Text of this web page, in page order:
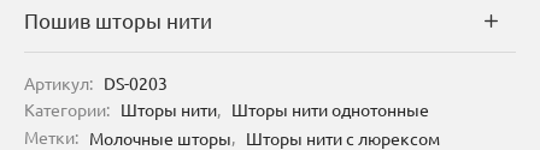
Пошив шторы нити
Артикул: DS-0203
Категории: Шторы нити, Шторы нити однотонные
Метки: Молочные шторы, Шторы нити с люрексом